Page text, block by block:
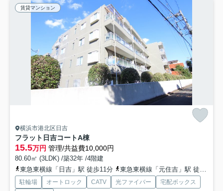
賃貸マンション
横浜市港北区日吉
フラット日吉コートA棟
15.5万円 管理/共益費10,000円
80.60㎡ (3LDK) /築32年 /4階建
東急東横線「日吉」駅 徒歩11分
東急東横線「元住吉」駅 徒歩17分
駐輪場 オートロック CATV 光ファイバー
宅配ボックス